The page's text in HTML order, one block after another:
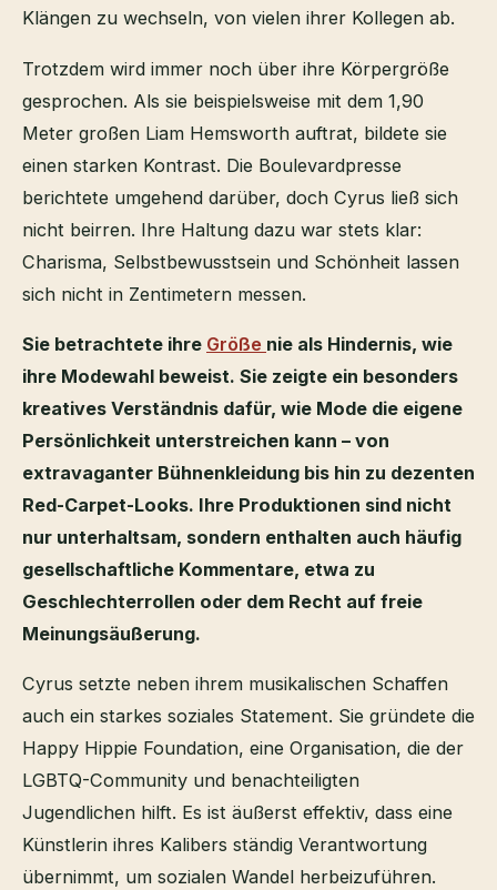
Klängen zu wechseln, von vielen ihrer Kollegen ab.
Trotzdem wird immer noch über ihre Körpergröße
gesprochen. Als sie beispielsweise mit dem 1,90
Meter großen Liam Hemsworth auftrat, bildete sie
einen starken Kontrast. Die Boulevardpresse
berichtete umgehend darüber, doch Cyrus ließ sich
nicht beirren. Ihre Haltung dazu war stets klar:
Charisma, Selbstbewusstsein und Schönheit lassen
sich nicht in Zentimetern messen.
Sie betrachtete ihre Größe nie als Hindernis, wie
ihre Modewahl beweist. Sie zeigte ein besonders
kreatives Verständnis dafür, wie Mode die eigene
Persönlichkeit unterstreichen kann – von
extravaganter Bühnenkleidung bis hin zu dezenten
Red-Carpet-Looks. Ihre Produktionen sind nicht
nur unterhaltsam, sondern enthalten auch häufig
gesellschaftliche Kommentare, etwa zu
Geschlechterrollen oder dem Recht auf freie
Meinungsäußerung.
Cyrus setzte neben ihrem musikalischen Schaffen
auch ein starkes soziales Statement. Sie gründete die
Happy Hippie Foundation, eine Organisation, die der
LGBTQ-Community und benachteiligten
Jugendlichen hilft. Es ist äußerst effektiv, dass eine
Künstlerin ihres Kalibers ständig Verantwortung
übernimmt, um sozialen Wandel herbeizuführen.